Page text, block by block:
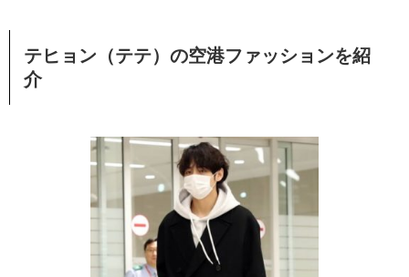
テヒョン（テテ）の空港ファッションを紹
介